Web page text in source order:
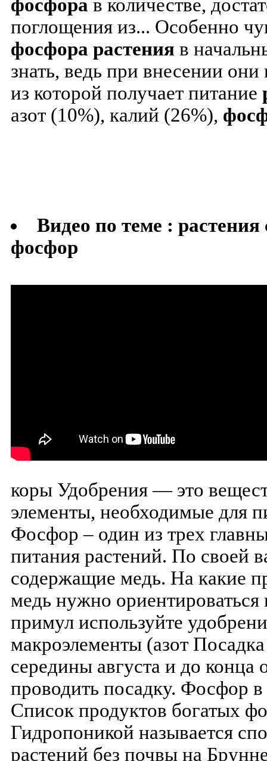
фосфора в количестве,
поглощения из... Особенно
фосфора растения в
знать, ведь при внесении
из которой получает питание
азот (10%), калий (26%),
Видео по теме :
фосфор
коры Удобрения — это
элементы, необходимые для
Фосфор – один из трех
питания растений. По своей
содержащие медь. На какие
медь нужно
примул используйте
макроэлементы (азот
середины августа и до
проводить посадку. Фосфор
Список продуктов богатых
Гидропоникой называется
растений без почвы на